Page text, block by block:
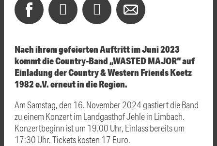
Nach ihrem gefeierten Auftritt im Juni 2023
kommt die Country-Band „WASTED MAJOR“ auf
Einladung der Country & Western Friends Koetz
1982 e.V. erneut in die Region.
Am Samstag, den 16. November 2024 gastiert die Band
zu einem Konzert im Landgasthof Jehle in Limbach.
Konzertbeginn ist um 19.00 Uhr, Einlass bereits um
17:30 Uhr. Tickets kosten 17 Euro.